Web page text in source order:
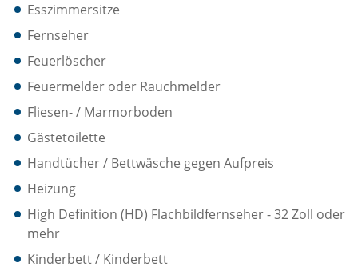
Esszimmersitze
Fernseher
Feuerlöscher
Feuermelder oder Rauchmelder
Fliesen- / Marmorboden
Gästetoilette
Handtücher / Bettwäsche gegen Aufpreis
Heizung
High Definition (HD) Flachbildfernseher - 32 Zoll oder
mehr
Kinderbett / Kinderbett